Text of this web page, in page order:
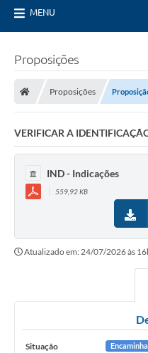
MENU
Proposições
Proposições
VERIFICAR A
IND - Indicações
559,92 KB
Atualizado em: 24/07/2026 às
Situação